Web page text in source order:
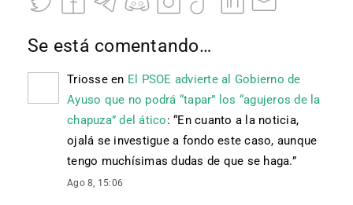
Se está comentando…
Triosseen El PSOE advierte al Gobierno de
Ayuso que no podrá “tapar” los “agujeros de la
chapuza” del ático: “En cuanto a la noticia,
ojalá se investigue a fondo este caso, aunque
tengo muchísimas dudas de que se haga.”
Ago 8, 15:06